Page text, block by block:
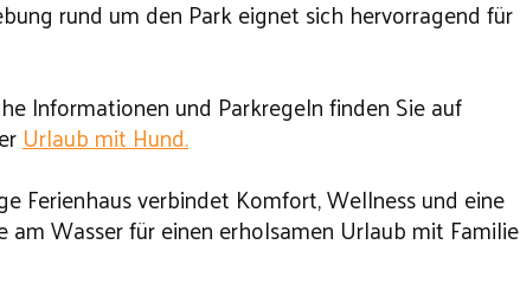
rund um den Park eignet sich hervorragend für
Informationen und Parkregeln finden Sie auf
Urlaub mit Hund.
Ferienhaus verbindet Komfort, Wellness und eine
am Wasser für einen erholsamen Urlaub mit Familie